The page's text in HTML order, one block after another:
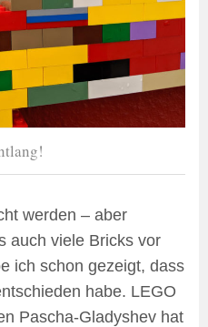
werden – aber
auch viele Bricks vor
ich schon gezeigt, dass
habe. LEGO
Pascha-Gladyshev hat